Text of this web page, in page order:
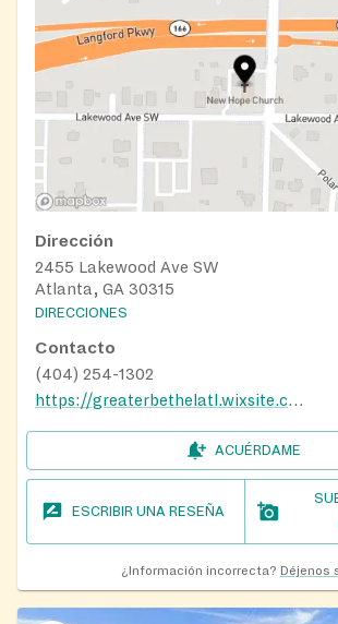
Dirección
2455 Lakewood Ave SW
Atlanta, GA 30315
DIRECCIONES
Contacto
(404) 254-1302
https://greaterbethelatl.wixsite.com/amec
ACUÉRDAME
ESCRIBIR UNA RESEÑA
¿Información incorrecta? Déjenos